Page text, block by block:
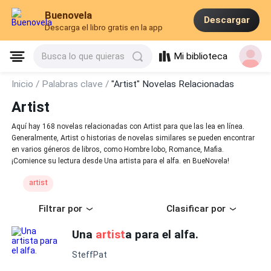
Buenovela
Descarga el libro gratis en la app
Descargar
Busca lo que quieras Mi biblioteca
Inicio / Palabras clave /"Artist" Novelas Relacionadas
Artist
Aquí hay 168 novelas relacionadas con Artist para que las lea en línea.
Generalmente, Artist o historias de novelas similares se pueden encontrar
en varios géneros de libros, como Hombre lobo, Romance, Mafia.
¡Comience su lectura desde Una artista para el alfa. en BueNovela!
artist
Filtrar por Clasificar por
Una artista para el alfa.
SteffPat